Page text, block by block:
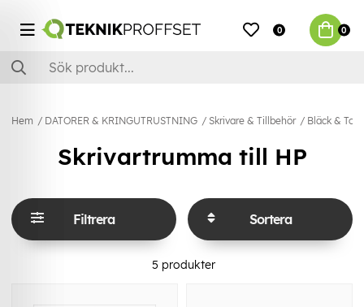
0 0
Hem DATORER & KRINGUTRUSTNING Skrivare & Tillbehör Bläck &
Skrivartrumma till HP
Filtrera Sortera
5 produkter